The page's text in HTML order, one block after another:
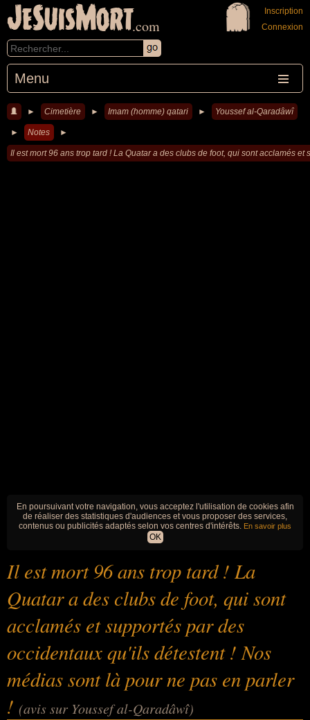
JeSuisMort.com
Menu
Inscription
Connexion
► Cimetière ► Imam (homme) qatari ► Youssef al-Qaradâwî
► Notes ►
Il est mort 96 ans trop tard ! La Quatar a des clubs de foot, qui sont acclamés
En poursuivant votre navigation, vous acceptez l'utilisation de cookies afin
de réaliser des statistiques d'audiences et vous proposer des services,
contenus ou publicités adaptés selon vos centres d'intérêts. En savoir plus
OK
Il est mort 96 ans trop tard ! La
Quatar a des clubs de foot, qui sont
acclamés et supportés par des
occidentaux qu'ils détestent ! Nos
médias sont là pour ne pas en parler
! (avis sur Youssef al-Qaradâwî)